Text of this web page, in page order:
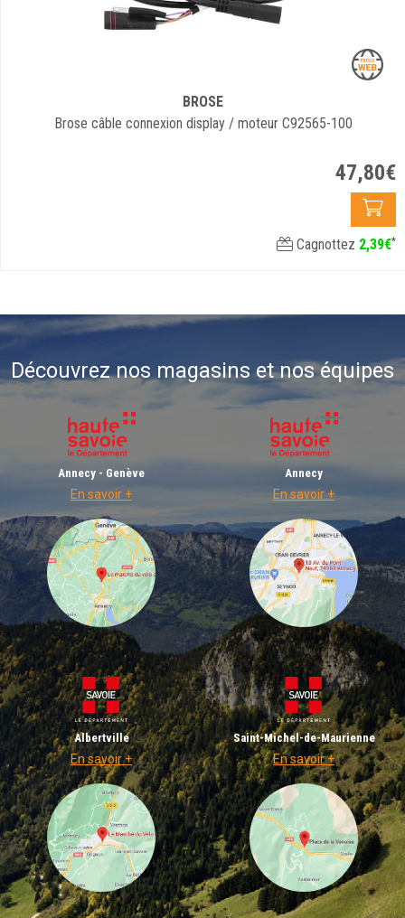
BROSE
Brose câble connexion display / moteur C92565-100
47,80€
Cagnottez 2,39€*
Découvrez nos magasins et nos équipes
Annecy - Genève
En savoir +
Annecy
En savoir +
Albertville
En savoir +
Saint-Michel-de-Maurienne
En savoir +